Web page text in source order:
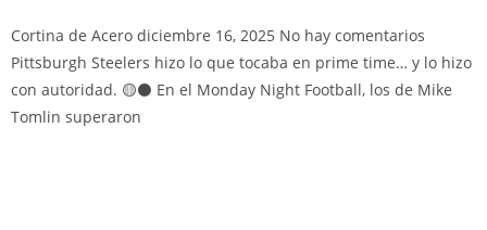
Cortina de Acero diciembre 16, 2025 No hay comentarios
Pittsburgh Steelers hizo lo que tocaba en prime time… y lo hizo
con autoridad. 🟡⚫ En el Monday Night Football, los de Mike
Tomlin superaron